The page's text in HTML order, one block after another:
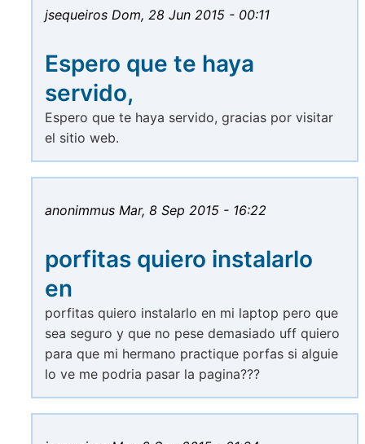
jsequeiros Dom, 28 Jun 2015 - 00:11
Espero que te haya
servido,
Espero que te haya servido, gracias por visitar
el sitio web.
anonimmus Mar, 8 Sep 2015 - 16:22
porfitas quiero instalarlo
en
porfitas quiero instalarlo en mi laptop pero que
sea seguro y que no pese demasiado uff quiero
para que mi hermano practique porfas si alguie
lo ve me podria pasar la pagina???